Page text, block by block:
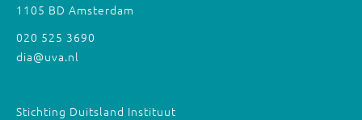
1105 BD Amsterdam
020 525 3690
dia@uva.nl
Stichting Duitsland Instituut